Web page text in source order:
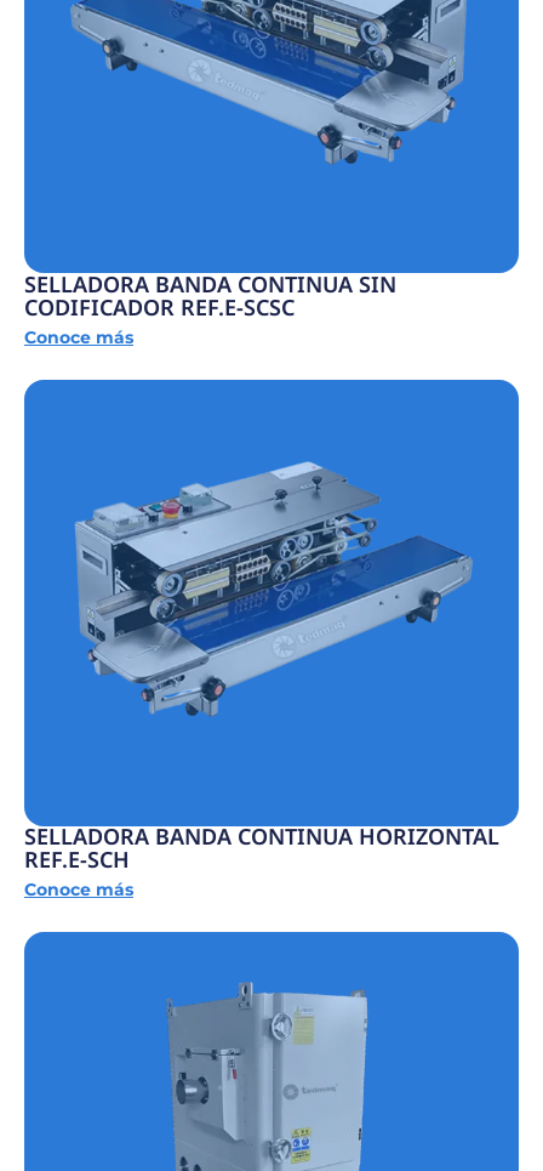
SELLADORA BANDA CONTINUA SIN
CODIFICADOR REF.E-SCSC
Conoce más
SELLADORA BANDA CONTINUA HORIZONTAL
REF.E-SCH
Conoce más